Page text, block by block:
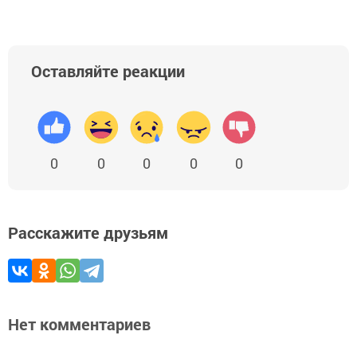
Оставляйте реакции
0 0 0 0 0
Расскажите друзьям
Нет комментариев